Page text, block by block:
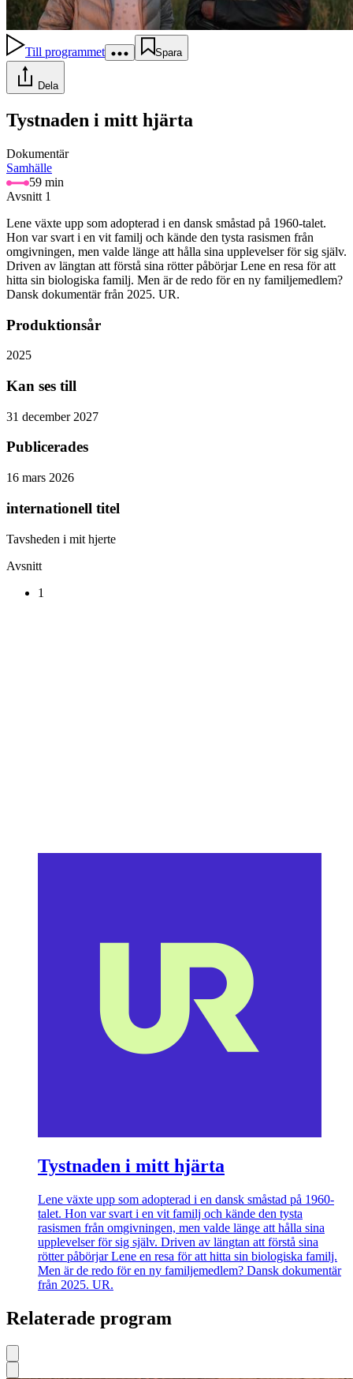
Till programmet Spara
Dela
Tystnaden i mitt hjärta
Dokumentär
Samhälle
59 min
Avsnitt 1
Lene växte upp som adopterad i en dansk småstad på 1960-talet.
Hon var svart i en vit familj och kände den tysta rasismen från
omgivningen, men valde länge att hålla sina upplevelser för sig själv.
Driven av längtan att förstå sina rötter påbörjar Lene en resa för att
hitta sin biologiska familj. Men är de redo för en ny familjemedlem?
Dansk dokumentär från 2025. UR.
Produktionsår
2025
Kan ses till
31 december 2027
Publicerades
16 mars 2026
internationell titel
Tavsheden i mit hjerte
Avsnitt
1
Tystnaden i mitt hjärta
Lene växte upp som adopterad i en dansk småstad på 1960-
talet. Hon var svart i en vit familj och kände den tysta
rasismen från omgivningen, men valde länge att hålla sina
upplevelser för sig själv. Driven av längtan att förstå sina
rötter påbörjar Lene en resa för att hitta sin biologiska familj.
Men är de redo för en ny familjemedlem? Dansk dokumentär
från 2025. UR.
Relaterade program